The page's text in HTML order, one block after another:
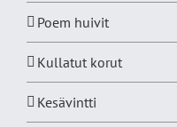
Poem huivit
Kullatut korut
Kesävintti